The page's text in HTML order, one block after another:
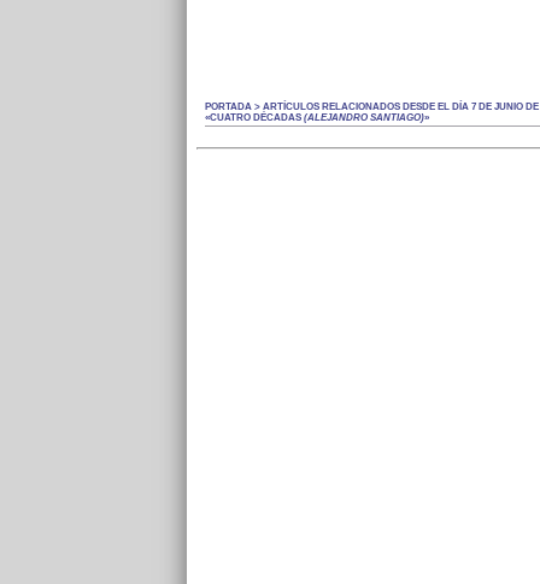
PORTADA > ARTÍCULOS RELACIONADOS DESDE EL DÍA 7 DE JUNIO DE
«CUATRO DÉCADAS(ALEJANDRO SANTIAGO)»